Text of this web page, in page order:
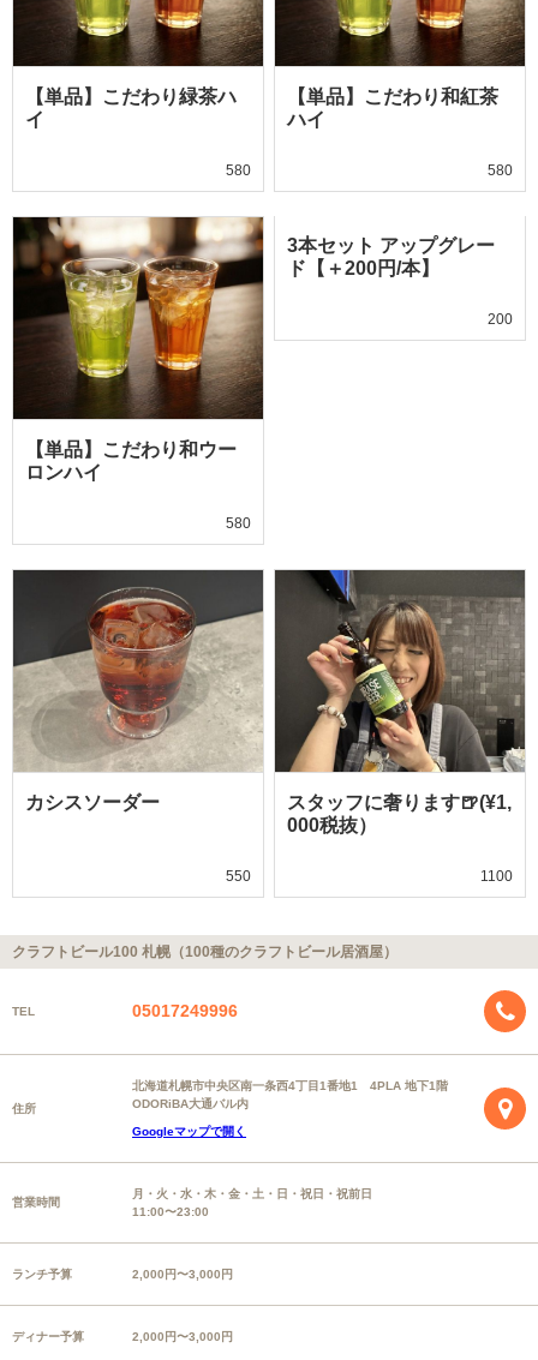
【単品】こだわり緑茶ハ
イ
580
【単品】こだわり和紅茶
ハイ
580
【単品】こだわり和ウー
ロンハイ
580
3本セット アップグレー
ド【＋200円/本】
200
カシスソーダー
550
スタッフに奢ります🍺(¥1,
000税抜）
1100
クラフトビール100 札幌（100種のクラフトビール居酒屋）
TEL 05017249996
住所
北海道札幌市中央区南一条西4丁目1番地1 4PLA 地下1階
ODORiBA大通バル内
Googleマップで開く
営業時間
月・火・水・木・金・土・日・祝日・祝前日
11:00〜23:00
ランチ予算 2,000円〜3,000円
ディナー予算 2,000円〜3,000円